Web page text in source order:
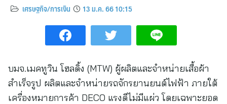
เศรษฐกิจ/การเงิน 13 ม.ค. 66 10:15
บมจ.เมคทูวิน โฮลดิ้ง (MTW) ผู้ผลิตและจำหน่ายเสื้อผ้า
สำเร็จรูป ผลิตและจำหน่ายรถจักรยานยนต์ไฟฟ้า ภายใต้
เครื่องหมายการค้า DECO แรงดีไม่มีแผ่ว โดยเฉพาะยอด